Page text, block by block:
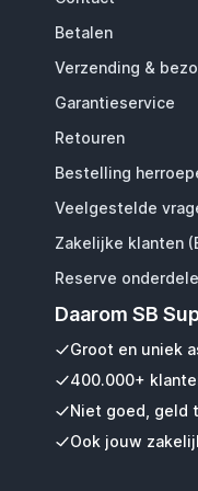
Betalen
Verzending &
Garantieservice
Retouren
Bestelling
Veelgestelde
Zakelijke klanten
Reserve
Daarom SB
Groot en uniek
400.000+
Niet goed, geld
Ook jouw